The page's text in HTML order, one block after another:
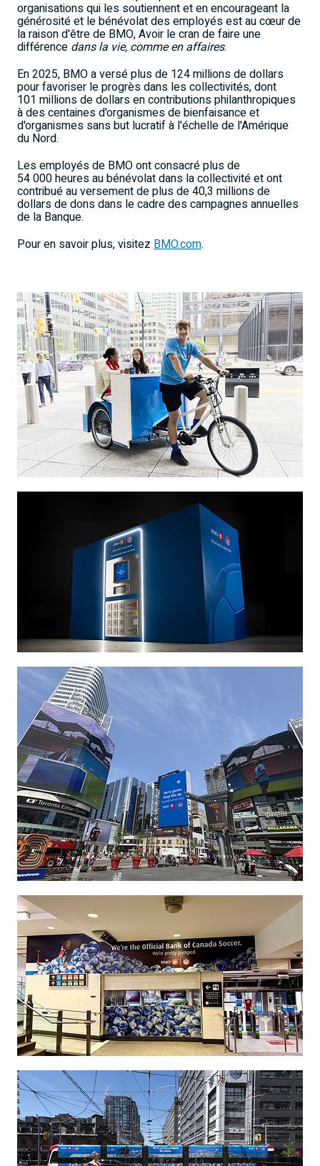
organisations qui les soutiennent et en encourageant la
générosité et le bénévolat des employés est au cœur de
la raison d'être de BMO, Avoir le cran de faire une
différence dans la vie, comme en affaires.
En 2025, BMO a versé plus de 124 millions de dollars
pour favoriser le progrès dans les collectivités, dont
101 millions de dollars en contributions philanthropiques
à des centaines d'organismes de bienfaisance et
d'organismes sans but lucratif à l'échelle de l'Amérique
du Nord.
Les employés de BMO ont consacré plus de
54 000 heures au bénévolat dans la collectivité et ont
contribué au versement de plus de 40,3 millions de
dollars de dons dans le cadre des campagnes annuelles
de la Banque.
Pour en savoir plus, visitez BMO.com.